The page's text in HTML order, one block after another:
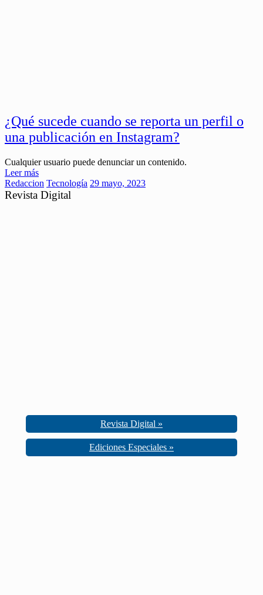
¿Qué sucede cuando se reporta un perfil o
una publicación en Instagram?
Cualquier usuario puede denunciar un contenido.
Leer más
Redaccion Tecnología 29 mayo, 2023
Revista Digital
Revista Digital »
Ediciones Especiales »